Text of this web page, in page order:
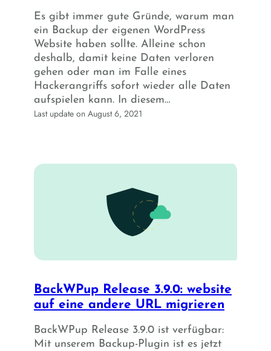
Es gibt immer gute Gründe, warum man
ein Backup der eigenen WordPress
Website haben sollte. Alleine schon
deshalb, damit keine Daten verloren
gehen oder man im Falle eines
Hackerangriffs sofort wieder alle Daten
aufspielen kann. In diesem…
Last update on August 6, 2021
BackWPup Release 3.9.0: website
auf eine andere URL migrieren
BackWPup Release 3.9.0 ist verfügbar:
Mit unserem Backup-Plugin ist es jetzt